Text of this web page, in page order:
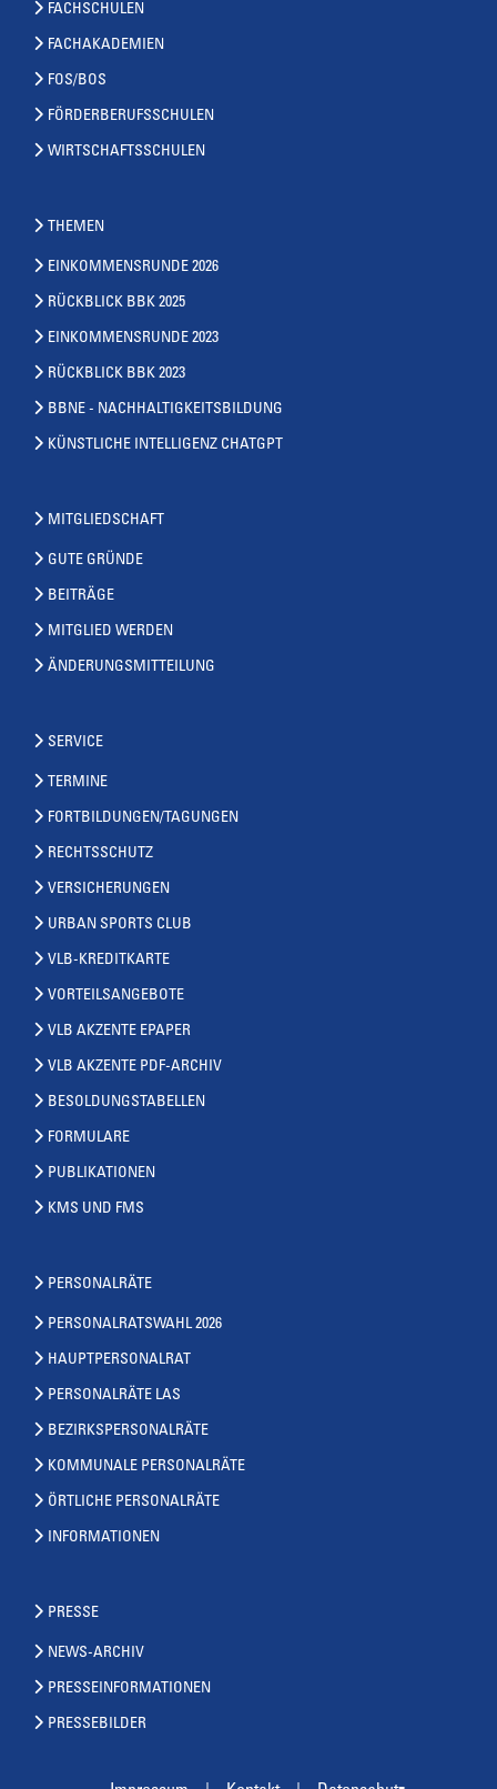
FACHSCHULEN
FACHAKADEMIEN
FOS/BOS
FÖRDERBERUFSSCHULEN
WIRTSCHAFTSSCHULEN
THEMEN
EINKOMMENSRUNDE 2026
RÜCKBLICK BBK 2025
EINKOMMENSRUNDE 2023
RÜCKBLICK BBK 2023
BBNE - NACHHALTIGKEITSBILDUNG
KÜNSTLICHE INTELLIGENZ CHATGPT
MITGLIEDSCHAFT
GUTE GRÜNDE
BEITRÄGE
MITGLIED WERDEN
ÄNDERUNGSMITTEILUNG
SERVICE
TERMINE
FORTBILDUNGEN/TAGUNGEN
RECHTSSCHUTZ
VERSICHERUNGEN
URBAN SPORTS CLUB
VLB-KREDITKARTE
VORTEILSANGEBOTE
VLB AKZENTE EPAPER
VLB AKZENTE PDF-ARCHIV
BESOLDUNGSTABELLEN
FORMULARE
PUBLIKATIONEN
KMS UND FMS
PERSONALRÄTE
PERSONALRATSWAHL 2026
HAUPTPERSONALRAT
PERSONALRÄTE LAS
BEZIRKSPERSONALRÄTE
KOMMUNALE PERSONALRÄTE
ÖRTLICHE PERSONALRÄTE
INFORMATIONEN
PRESSE
NEWS-ARCHIV
PRESSEINFORMATIONEN
PRESSEBILDER